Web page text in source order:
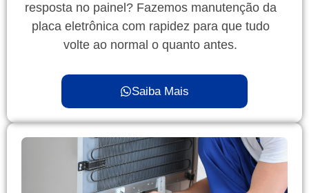
resposta no painel? Fazemos manutenção da
placa eletrônica com rapidez para que tudo
volte ao normal o quanto antes.
Saiba Mais